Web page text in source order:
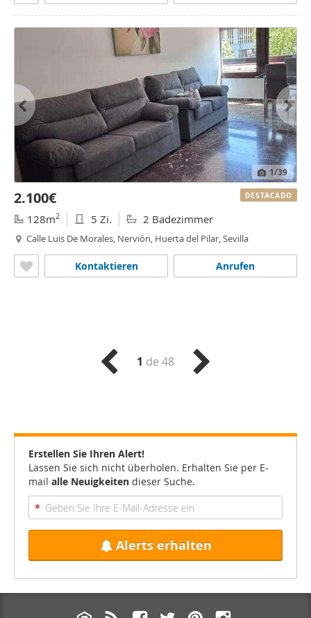
1/39
2.100€
128m2 5 Zi. 2 Badezimmer
Calle Luis De Morales, Nervión, Huerta del Pilar, Sevilla
Anrufen
Kontaktieren
DESTACADO
1 de 48
Erstellen Sie Ihren Alert!
Lassen Sie sich nicht überholen. Erhalten Sie per E-
mail alle Neuigkeiten dieser Suche.
Alerts erhalten